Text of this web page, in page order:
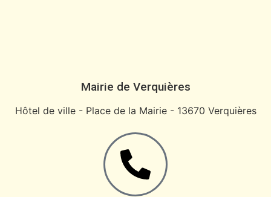
Mairie de Verquières
Hôtel de ville - Place de la Mairie - 13670 Verquières